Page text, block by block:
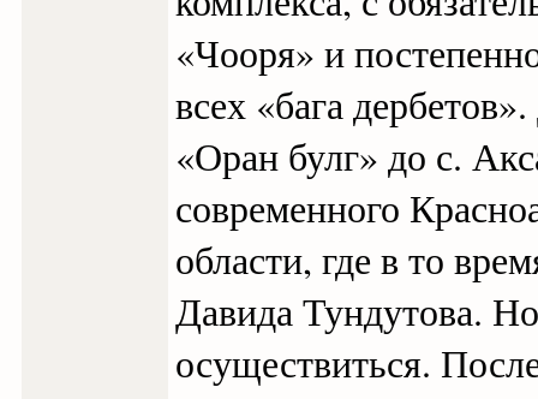
«Чооря» и
всех «бага
«Оран булг» до с.
современного
области, где в то
Давида Тундутова.
осуществиться.